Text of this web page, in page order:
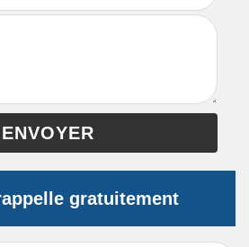
gratuitement